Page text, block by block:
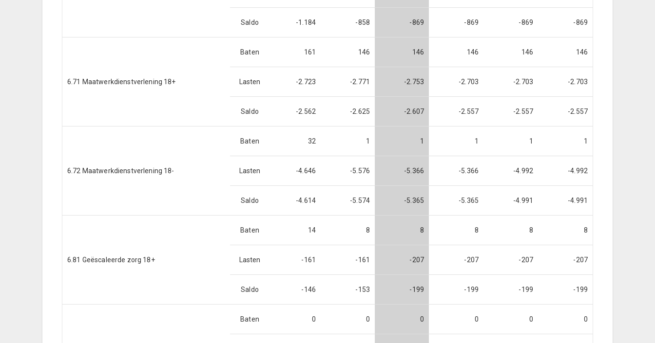
Saldo -1.184 -858 -869 -869 -869 -869
6.71 Maatwerkdienstverlening 18+
Baten 161 146 146 146 146 146
Lasten -2.723 -2.771 -2.753 -2.703 -2.703 -2.703
Saldo -2.562 -2.625 -2.607 -2.557 -2.557 -2.557
6.72 Maatwerkdienstverlening 18-
Baten 32 1 1 1 1 1
Lasten -4.646 -5.576 -5.366 -5.366 -4.992 -4.992
Saldo -4.614 -5.574 -5.365 -5.365 -4.991 -4.991
6.81 Geëscaleerde zorg 18+
Baten 14 8 8 8 8 8
Lasten -161 -161 -207 -207 -207 -207
Saldo -146 -153 -199 -199 -199 -199
Baten 0 0 0 0 0 0